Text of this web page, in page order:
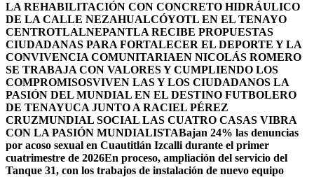
LA REHABILITACIÓN CON CONCRETO HIDRÁULICO
DE LA CALLE NEZAHUALCÓYOTL EN EL TENAYO
CENTROTLALNEPANTLA RECIBE PROPUESTAS
CIUDADANAS PARA FORTALECER EL DEPORTE Y LA
CONVIVENCIA COMUNITARIAEN NICOLÁS ROMERO
SE TRABAJA CON VALORES Y CUMPLIENDO LOS
COMPROMISOSVIVEN LAS Y LOS CIUDADANOS LA
PASIÓN DEL MUNDIAL EN EL DESTINO FUTBOLERO
DE TENAYUCA JUNTO A RACIEL PÉREZ
CRUZMUNDIAL SOCIAL LAS CUATRO CASAS VIBRA
CON LA PASIÓN MUNDIALISTABajan 24% las denuncias
por acoso sexual en Cuautitlán Izcalli durante el primer
cuatrimestre de 2026En proceso, ampliación del servicio del
Tanque 31, con los trabajos de instalación de nuevo equipo